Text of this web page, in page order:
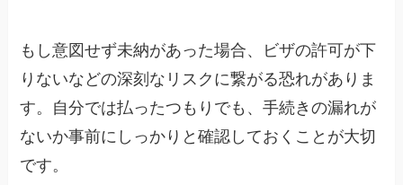
もし意図せず未納があった場合、ビザの許可が下
りないなどの深刻なリスクに繋がる恐れがありま
す。自分では払ったつもりでも、手続きの漏れが
ないか事前にしっかりと確認しておくことが大切
です。